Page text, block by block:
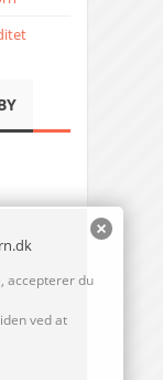
accepterer du
ved at